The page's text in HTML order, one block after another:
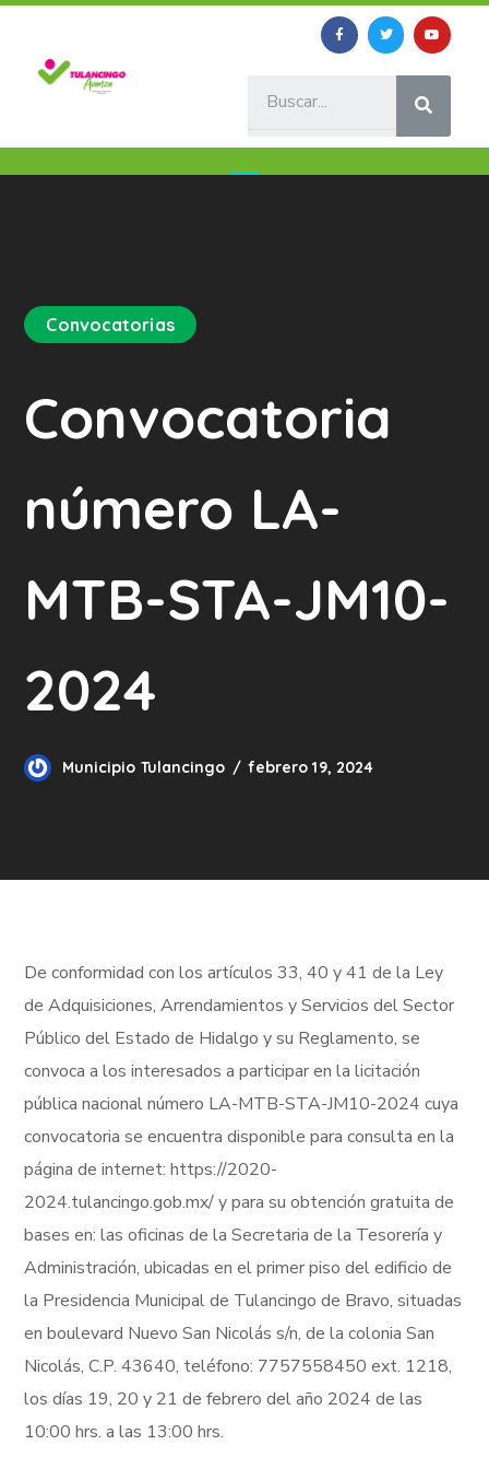
Convocatorias
Convocatoria
número LA-
MTB-STA-JM10-
2024
Municipio Tulancingo febrero 19, 2024
De conformidad con los artículos 33, 40 y 41 de la Ley
de Adquisiciones, Arrendamientos y Servicios del Sector
Público del Estado de Hidalgo y su Reglamento, se
convoca a los interesados a participar en la licitación
pública nacional número LA-MTB-STA-JM10-2024 cuya
convocatoria se encuentra disponible para consulta en la
página de internet: https://2020-
2024.tulancingo.gob.mx/ y para su obtención gratuita de
bases en: las oficinas de la Secretaria de la Tesorería y
Administración, ubicadas en el primer piso del edificio de
la Presidencia Municipal de Tulancingo de Bravo, situadas
en boulevard Nuevo San Nicolás s/n, de la colonia San
Nicolás, C.P. 43640, teléfono: 7757558450 ext. 1218,
los días 19, 20 y 21 de febrero del año 2024 de las
10:00 hrs. a las 13:00 hrs.